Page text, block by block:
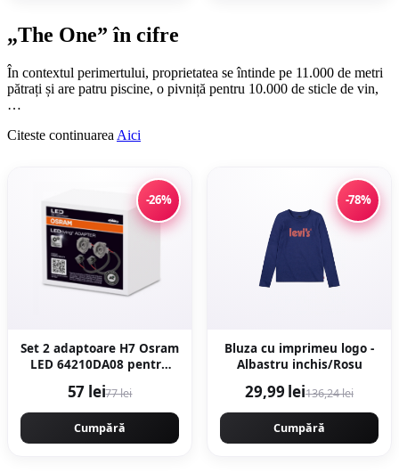
„The One” în cifre
În contextul perimertului, proprietatea se întinde pe 11.000 de metri
pătrați și are patru piscine, o pivniță pentru 10.000 de sticle de vin,
…
Citeste continuarea Aici
-26%
Set 2 adaptoare H7 Osram
LED 64210DA08 pentru
57 lei77 lei
Cumpără
-78%
Bluza cu imprimeu logo -
Albastru inchis/Rosu
29,99 lei136,24 lei
Cumpără